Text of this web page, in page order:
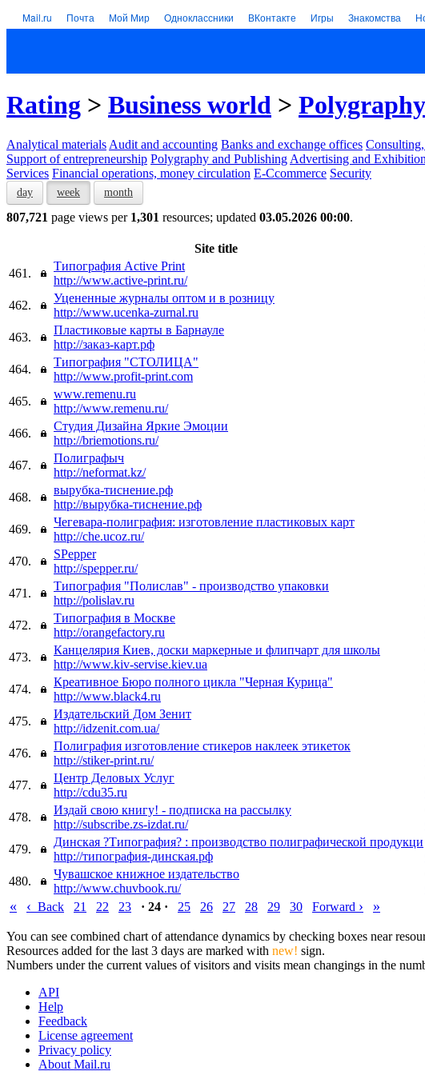
Mail.ru Почта Мой Мир Одноклассники ВКонтакте Игры Знакомства
Rating > Business world >
Analytical materials Audit and accounting Banks and exchange offices
Support of entrepreneurship Polygraphy and Publishing Advertising and
Services Financial operations, money circulation E-Ccommerce Security
day week month
807,721 page views per 1,301 resources; updated 03.05.2026 00:00.
Site title
461.
Типография Active Print
http://www.active-print.ru/
462.
Уцененные журналы оптом и в розницу
http://www.ucenka-zurnal.ru
463.
Пластиковые карты в Барнауле
http://заказ-карт.рф
464.
Типография "СТОЛИЦА"
http://www.profit-print.com
465.
www.remenu.ru
http://www.remenu.ru/
466.
Студия Дизайна Яркие Эмоции
http://briemotions.ru/
467.
Полиграфыч
http://neformat.kz/
468.
вырубка-тиснение.рф
http://вырубка-тиснение.рф
469.
Чегевара-полиграфия: изготовление пластиковых карт
http://che.ucoz.ru/
470.
SPepper
http://spepper.ru/
471.
Типография "Полислав" - производство упаковки
http://polislav.ru
472.
Типография в Москве
http://orangefactory.ru
473.
Канцелярия Киев, доски маркерные и флипчарт для школы
http://www.kiv-servise.kiev.ua
474.
Креативное Бюро полного цикла "Черная Курица"
http://www.black4.ru
475.
Издательский Дом Зенит
http://idzenit.com.ua/
476.
Полиграфия изготовление стикеров наклеек этикеток
http://stiker-print.ru/
477.
Центр Деловых Услуг
http://cdu35.ru
478.
Издай свою книгу! - подписка на рассылку
http://subscribe.zs-izdat.ru/
479.
Динская ?Типография? : производство полиграфической продукци
http://типография-динская.рф
480.
Чувашское книжное издательство
http://www.chuvbook.ru/
« ‹ Back 21 22 23 · 24 · 25 26 27 28 29 30 Forward › »
You can see combined chart of attendance dynamics by checking boxes near
Resources added for the last 3 days are marked with new! sign.
Numbers under the current values of visitors and visits mean changings in the
API
Help
Feedback
License agreement
Privacy policy
About Mail.ru